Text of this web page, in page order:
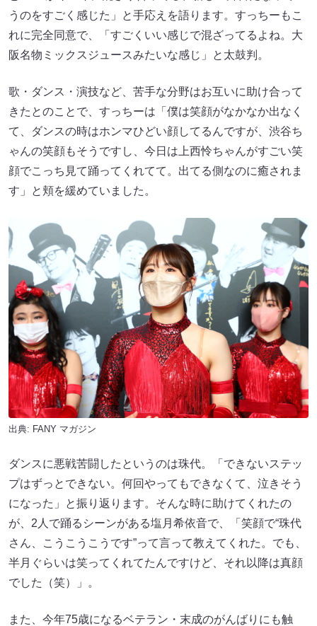
うのをすごく感じた」と手応えを語ります。すっちーもこ
れに完全同意で、「すごくいい感じで混ざってるよね。大
阪名物ミックスジュースみたいな感じ」と太鼓判。
歌・ダンス・演技など、苦手な分野はお互いに助け合って
きたとのことで、すっちーは「僕は笑顔がなかなか出なく
て、ダンスの時はホンマひどい顔してるんですが、渋谷ち
ゃんの笑顔もそうですし、今日は上西怜ちゃんがすごい笑
顔でこっち見て踊ってくれてて。出てる側なのに癒されま
す」と頬を緩めていました。
出典: FANY マガジン
ダンスに悪戦苦闘したというのは珠代。「できないステッ
プはずっとできない。何回やってもできなくて、泣きそう
になった」と振り返ります。そんな時に助けてくれたの
が、2人で踊るシーンがある塩月希依音で、「笑顔で“珠代
さん、こうこうこうです”って言って教えてくれた。でも、
半月ぐらいは笑ってくれてたんですけど、それ以降は真顔
でした（笑）」。
また、今年75歳になるベテラン・末成のがんばりにも触